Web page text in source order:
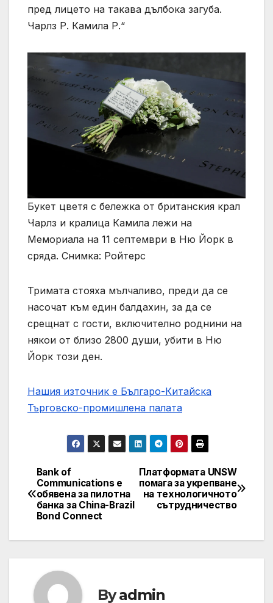
пред лицето на такава дълбока загуба.
Чарлз Р. Камила Р.“
Букет цветя с бележка от британския крал
Чарлз и кралица Камила лежи на
Мемориала на 11 септември в Ню Йорк в
сряда. Снимка: Ройтерс
Тримата стояха мълчаливо, преди да се
насочат към един балдахин, за да се
срещнат с гости, включително роднини на
някои от близо 2800 души, убити в Ню
Йорк този ден.
Нашия източник е Българо-Китайска
Търговско-промишлена палaта
Post
navigation
Платформата UNSW
помага за укрепване
на технологичното
сътрудничество
Bank of
Communications е
обявена за пилотна
банка за China-Brazil
Bond Connect
Byadmin